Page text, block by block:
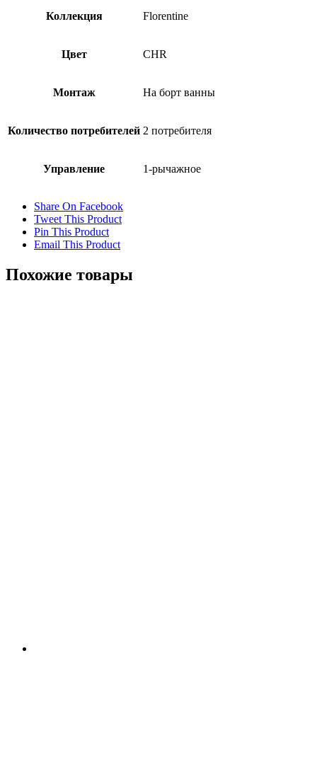
Коллекция Florentine
Цвет CHR
Монтаж На борт ванны
Количество потребителей 2 потребителя
Управление 1-рычажное
Share On Facebook
Tweet This Product
Pin This Product
Email This Product
Похожие товары